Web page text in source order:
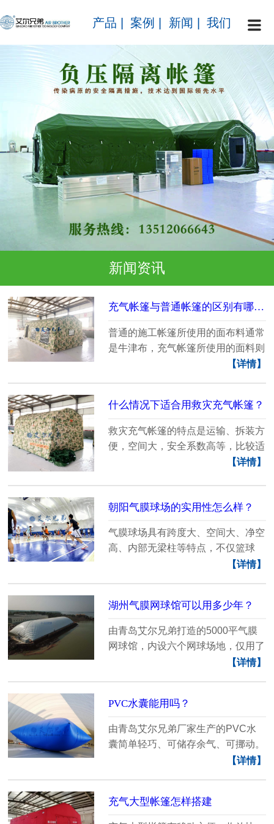
产品 案例 新闻 我们
新闻资讯
充气帐篷与普通帐篷的区别有哪些？
普通的施工帐篷所使用的面布料通常
是牛津布，充气帐篷所使用的面料则
【详情】
什么情况下适合用救灾充气帐篷？
救灾充气帐篷的特点是运输、拆装方
便，空间大，安全系数高等，比较适
【详情】
朝阳气膜球场的实用性怎么样？
气膜球场具有跨度大、空间大、净空
高、内部无梁柱等特点，不仅篮球
【详情】
湖州气膜网球馆可以用多少年？
由青岛艾尔兄弟打造的5000平气膜
网球馆，内设六个网球场地，仅用了
【详情】
PVC水囊能用吗？
由青岛艾尔兄弟厂家生产的PVC水
囊简单轻巧、可储存余气、可挪动。
【详情】
充气大型帐篷怎样搭建